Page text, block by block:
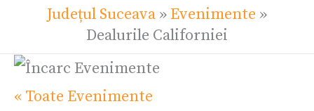
Județul Suceava » Evenimente »
Dealurile Californiei
« Toate Evenimente